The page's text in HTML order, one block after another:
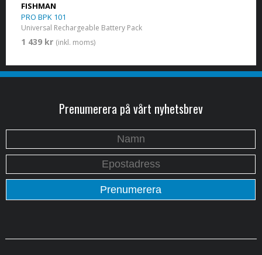
FISHMAN
PRO BPK 101
Universal Rechargeable Battery Pack
1 439 kr (inkl. moms)
Prenumerera på vårt nyhetsbrev